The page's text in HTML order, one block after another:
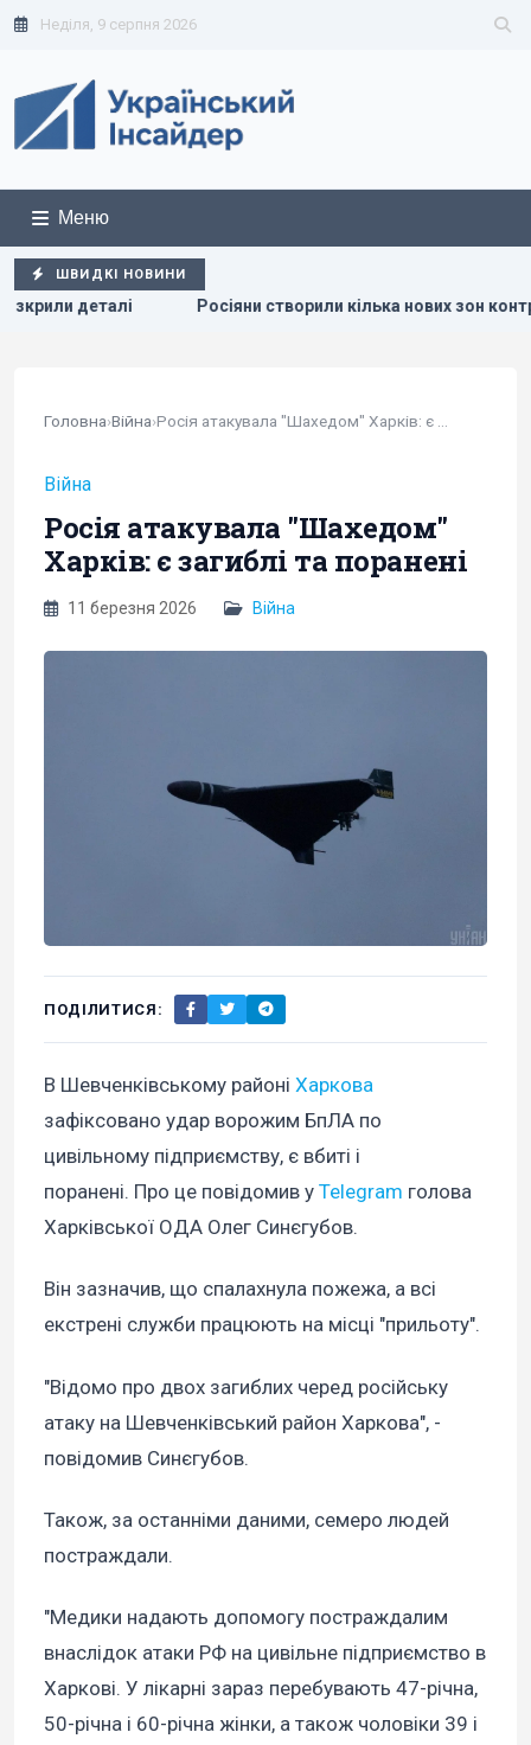
Неділя, 9 серпня 2026
Меню
ШВИДКІ НОВИНИ
Росіяни створили кілька нових зон контролю поблизу
Головна›Війна›
Війна
Росія атакувала "Шахедом"
Харків: є загиблі та поранені
11 березня 2026 Війна
ПОДІЛИТИСЯ:
В Шевченківському районі Харкова
зафіксовано удар ворожим БпЛА по
цивільному підприємству, є вбиті і
поранені. Про це повідомив у Telegram голова
Харківської ОДА Олег Синєгубов.
Він зазначив, що спалахнула пожежа, а всі
екстрені служби працюють на місці "прильоту".
"Відомо про двох загиблих черед російську
атаку на Шевченківський район Харкова", -
повідомив Синєгубов.
Також, за останніми даними, семеро людей
постраждали.
"Медики надають допомогу постраждалим
внаслідок атаки РФ на цивільне підприємство в
Харкові. У лікарні зараз перебувають 47-річна,
50-річна і 60-річна жінки, а також чоловіки 39 і